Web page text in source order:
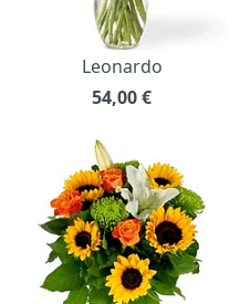
Leonardo
54,00€